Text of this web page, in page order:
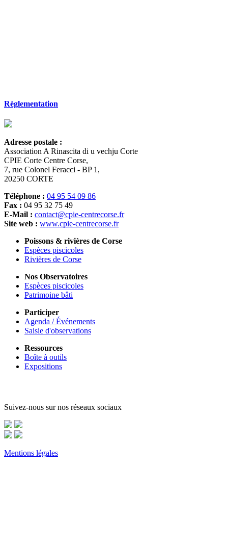
Règlementation
Adresse postale :
Association A Rinascita di u vechju Corte
CPIE Corte Centre Corse,
7, rue Colonel Feracci - BP 1,
20250 CORTE
Téléphone : 04 95 54 09 86
Fax : 04 95 32 75 49
E-Mail : contact@cpie-centrecorse.fr
Site web : www.cpie-centrecorse.fr
Poissons & rivières de Corse
Espèces piscicoles
Rivières de Corse
Nos Observatoires
Espèces piscicoles
Patrimoine bâti
Participer
Agenda / Événements
Saisie d'observations
Ressources
Boîte à outils
Expositions
Suivez-nous sur nos réseaux sociaux
Mentions légales